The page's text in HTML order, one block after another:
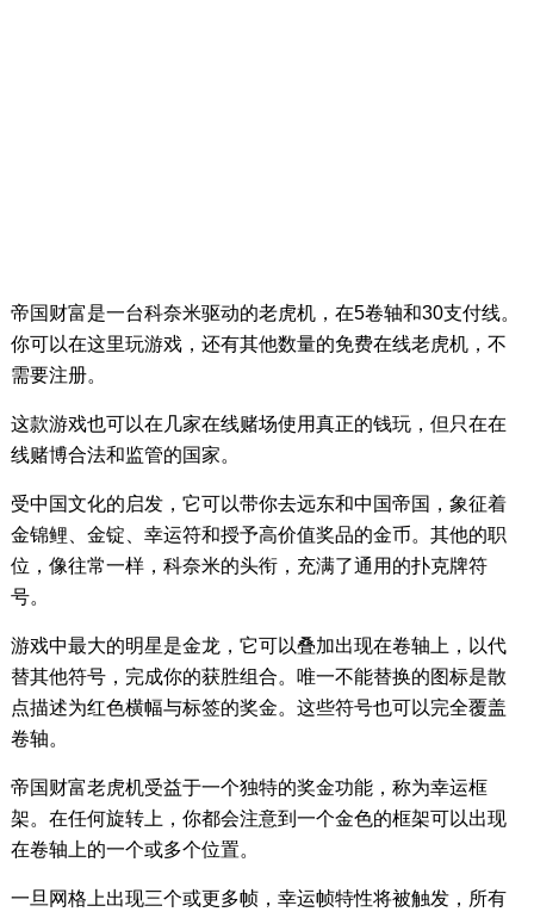
帝国财富是一台科奈米驱动的老虎机，在5卷轴和30支付线。
你可以在这里玩游戏，还有其他数量的免费在线老虎机，不
需要注册。
这款游戏也可以在几家在线赌场使用真正的钱玩，但只在在
线赌博合法和监管的国家。
受中国文化的启发，它可以带你去远东和中国帝国，象征着
金锦鲤、金锭、幸运符和授予高价值奖品的金币。其他的职
位，像往常一样，科奈米的头衔，充满了通用的扑克牌符
号。
游戏中最大的明星是金龙，它可以叠加出现在卷轴上，以代
替其他符号，完成你的获胜组合。唯一不能替换的图标是散
点描述为红色横幅与标签的奖金。这些符号也可以完全覆盖
卷轴。
帝国财富老虎机受益于一个独特的奖金功能，称为幸运框
架。在任何旋转上，你都会注意到一个金色的框架可以出现
在卷轴上的一个或多个位置。
一旦网格上出现三个或更多帧，幸运帧特性将被触发，所有